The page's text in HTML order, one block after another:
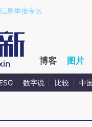
息举报专区
博客 图片
ESG 数字说 比较 中